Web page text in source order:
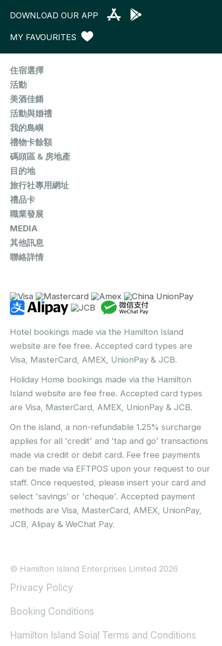
DOWNLOAD OUR APP
MY FAVOURITES
住宿選擇
活動
美酒佳餚
活動與婚禮
我的島嶼
禮物卡餘額
碼頭區 & 房地產
目的地
旅行社專用網址
禮品卡
職業發展
MEDIA
其他訊息
聯絡詳情
Hotel bookings made via the Hamilton Island
website are fee free. Accepted card types are
Visa, MasterCard, AMEX, UnionPay & JCB.
Holiday Home bookings made via the Hamilton
Island website are fee free. Accepted card types
are Visa, MasterCard, AMEX, UnionPay & JCB.
On the island, a non-refundable 1.25% surcharge
applies for all 'credit' and 'tap and go' transactions
made via credit or debit card. Fee free payments
can be made via EFTPOS upon your request to our
staff. Once requested, please insert your card and
select 'savings' or 'cheque'. Accepted payment
methods are Visa, MasterCard, AMEX, UnionPay,
JCB, Alipay & WeChat Pay.
© Hamilton Island Enterprises Limited 2026
Privacy Policy
Booking Conditions
Hamilton Island Soial Terms and Conditions